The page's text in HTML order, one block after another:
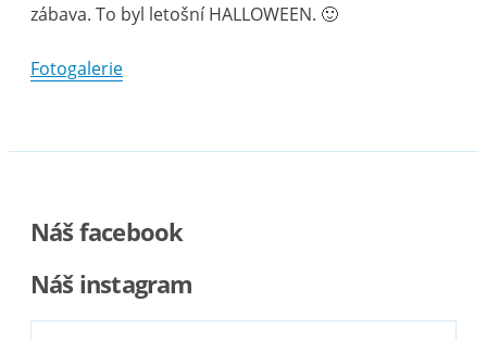
zábava. To byl letošní HALLOWEEN. 🙂
Fotogalerie
Náš facebook
Náš instagram